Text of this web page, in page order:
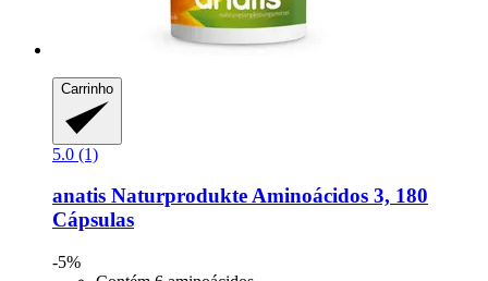
Carrinho
5.0 (1)
anatis NaturprodukteAminoácidos 3, 180
Cápsulas
-5%